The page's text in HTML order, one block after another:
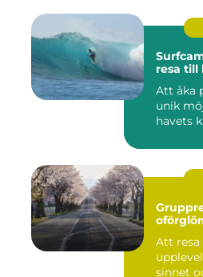
resa till
Att åka
unik
havets
Att resa
sinnet